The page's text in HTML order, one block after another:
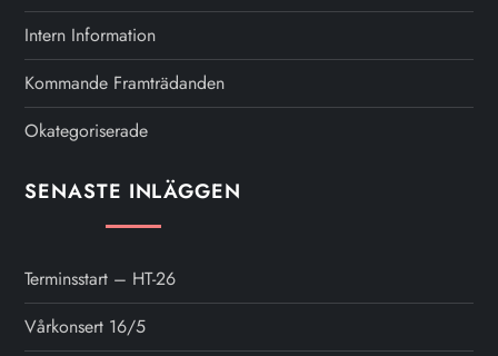
Intern Information
Kommande Framträdanden
Okategoriserade
SENASTE INLÄGGEN
Terminsstart – HT-26
Vårkonsert 16/5